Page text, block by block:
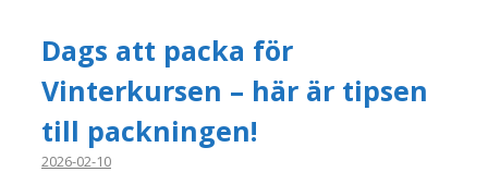
Dags att packa för
Vinterkursen – här är tipsen
till packningen!
2026-02-10